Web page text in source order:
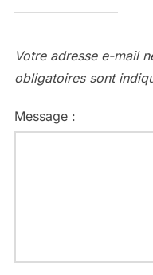
Votre adresse e-mail
obligatoires sont
Message :